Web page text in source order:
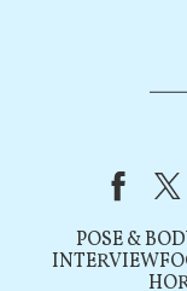
POSE &
INTERVIEW